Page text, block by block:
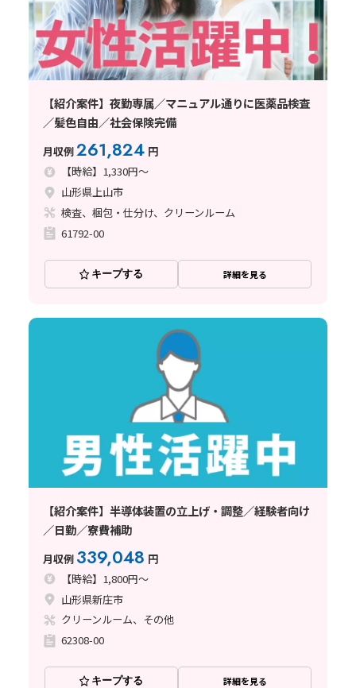
【紹介案件】夜勤専属／マニュアル通りに医薬品検査
／髪色自由／社会保険完備
月収例261,824 円
【時給】1,330円～
山形県上山市
検査、梱包・仕分け、クリーンルーム
61792-00
キープする 詳細を見る
【紹介案件】半導体装置の立上げ・調整／経験者向け
／日勤／寮費補助
月収例 339,048 円
【時給】1,800円～
山形県新庄市
クリーンルーム、その他
62308-00
キープする 詳細を見る